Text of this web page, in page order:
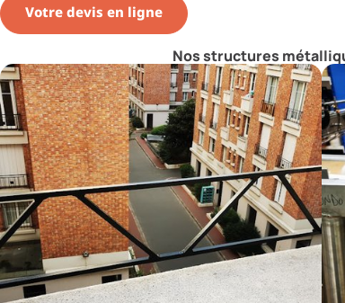
Votre devis en ligne
Nos structures